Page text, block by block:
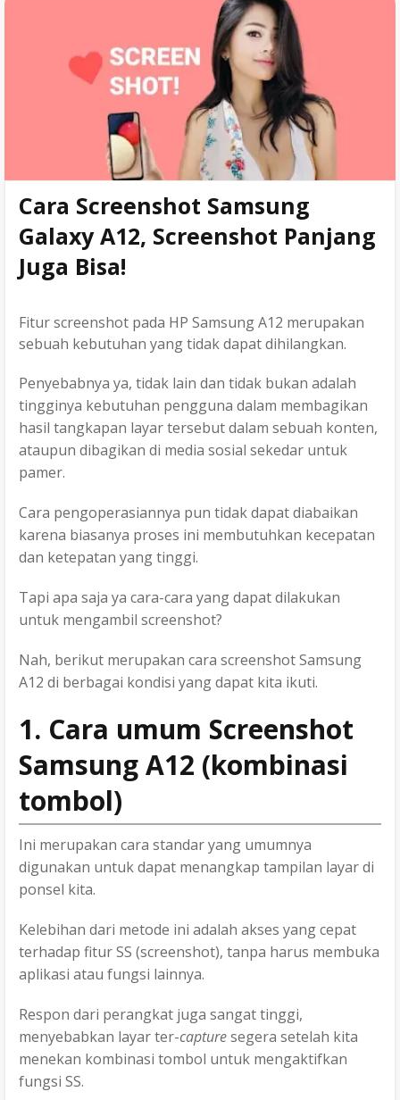
Penolakan
Kontak
Persyaratan Layanan
Kebijakan Privasi
k a
m
Cara Screenshot Samsung
Galaxy A12, Screenshot Panjang
Juga Bisa!
Fitur screenshot pada HP Samsung A12 merupakan
sebuah kebutuhan yang tidak dapat dihilangkan.
Penyebabnya ya, tidak lain dan tidak bukan adalah
tingginya kebutuhan pengguna dalam membagikan
hasil tangkapan layar tersebut dalam sebuah konten,
ataupun dibagikan di media sosial sekedar untuk
pamer.
Cara pengoperasiannya pun tidak dapat diabaikan
karena biasanya proses ini membutuhkan kecepatan
dan ketepatan yang tinggi.
Tapi apa saja ya cara-cara yang dapat dilakukan
untuk mengambil screenshot?
Nah, berikut merupakan cara screenshot Samsung
A12 di berbagai kondisi yang dapat kita ikuti.
1. Cara umum Screenshot
Samsung A12 (kombinasi
tombol)
Ini merupakan cara standar yang umumnya
digunakan untuk dapat menangkap tampilan layar di
ponsel kita.
Kelebihan dari metode ini adalah akses yang cepat
terhadap fitur SS (screenshot), tanpa harus membuka
aplikasi atau fungsi lainnya.
Respon dari perangkat juga sangat tinggi,
menyebabkan layar ter-capturesegera setelah kita
menekan kombinasi tombol untuk mengaktifkan
fungsi SS.